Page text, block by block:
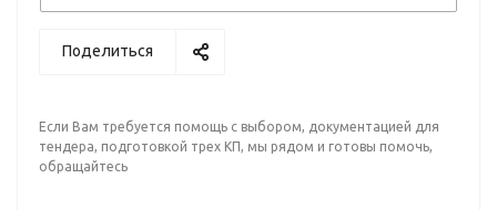
Поделиться
Если Вам требуется помощь с выбором, документацией для
тендера, подготовкой трех КП, мы рядом и готовы помочь,
обращайтесь